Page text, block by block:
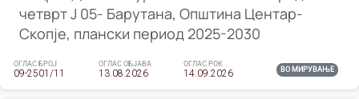
четврт Ј 05- Барутана, Општина Центар-
Скопје, плански период 2025-2030
ОГЛАС БРОЈ
09-2501/11
ОГЛАС ОБЈАВА
13.08.2026
ОГЛАС РОК
14.09.2026 ВО МИРУВАЊЕ